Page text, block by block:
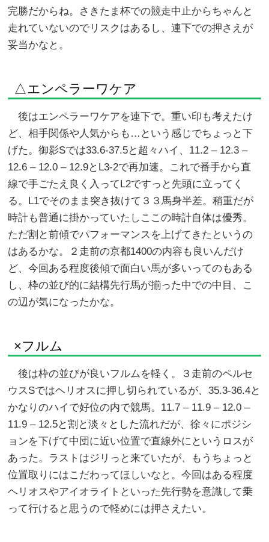
完勝だからね。さきたま杯での競走中止からちゃんと
走れていないのでリスクはあるし、連下での押さえが
妥当かなと。
△エンペラーワケア
後はエンペラーワケアを連下で。重い印も考えたけ
ど、相手関係や人気からも…という感じでちょっと下
げた。御影Sでは33.6-37.5と超々ハイ、11.2 – 12.3 –
12.6 – 12.0 – 12.9とL3-2で再加速。これで番手から直
線で手ごたえ良く入ってL2ですっと先頭に立ってく
る。L1でそのまま突き抜けて３３馬身半差。稍重だが
時計も普通に掛かっていたしここの時計自体は優秀。
ただ割と前傾でパフォーマンスを上げてきたというの
はあるかな。２走前の京都1400の内容も良いんだけ
ど、今回ある程度後傾で面白い馬が多いってのもある
し、枠の並び的に結構先行馬が揃った中での中目、こ
の辺が気になったかな。
×フルム
後は枠の並びが良いフルムを軽く。３走前のペルセ
ウスSではヘリオスに押し切られているが、35.3-36.4と
かなりのハイで好位の内で競馬。11.7 – 11.9 – 12.0 –
11.9 – 12.5と割と淡々とした流れだが、徐々にポジシ
ョンを下げて中団に近い位置で直線外にというロスが
あった。ラストはジリっと来ていたが、もうちょっと
位置取りにはこだわってほしいなと。今回はある程度
ヘリオスやアイオライトといった先行勢を意識して乗
って行けると思うので軽めには押さえたい。